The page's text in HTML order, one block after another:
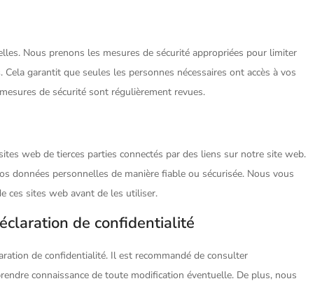
Nous prenons les mesures de sécurité appropriées pour limiter
garantit que seules les personnes nécessaires ont accès à vos
de sécurité sont régulièrement revues.
web de tierces parties connectés par des liens sur notre site web.
données personnelles de manière fiable ou sécurisée. Nous vous
ces sites web avant de les utiliser.
de confidentialité
de confidentialité. Il est recommandé de consulter
connaissance de toute modification éventuelle. De plus, nous